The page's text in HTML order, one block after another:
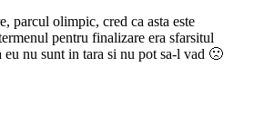
parcul olimpic, cred ca asta este
pentru finalizare era sfarsitul
eu nu sunt in tara si nu pot sa-l vad 🙁